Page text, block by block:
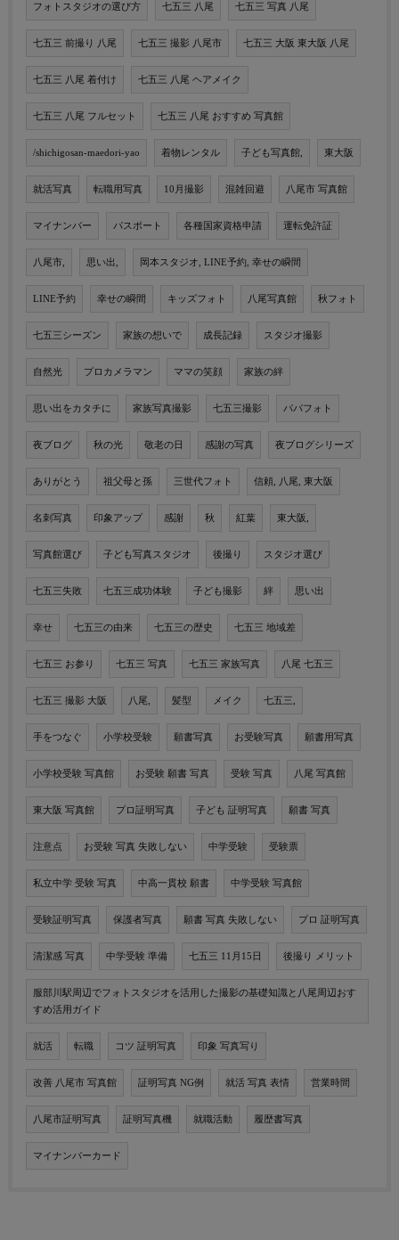
フォトスタジオの選び方 七五三 八尾 七五三 写真 八尾
七五三 前撮り 八尾 七五三 撮影 八尾市 七五三 大阪 東大阪 八尾
七五三 八尾 着付け 七五三 八尾 ヘアメイク
七五三 八尾 フルセット 七五三 八尾 おすすめ 写真館
/shichigosan-maedori-yao 着物レンタル 子ども写真館, 東大阪
就活写真 転職用写真 10月撮影 混雑回避 八尾市 写真館
マイナンバー パスポート 各種国家資格申請 運転免許証
八尾市, 思い出, 岡本スタジオ, LINE予約, 幸せの瞬間
LINE予約 幸せの瞬間 キッズフォト 八尾写真館 秋フォト
七五三シーズン 家族の想いで 成長記録 スタジオ撮影
自然光 プロカメラマン ママの笑顔 家族の絆
思い出をカタチに 家族写真撮影 七五三撮影 パパフォト
夜ブログ 秋の光 敬老の日 感謝の写真 夜ブログシリーズ
ありがとう 祖父母と孫 三世代フォト 信頼, 八尾, 東大阪
名刺写真 印象アップ 感謝 秋 紅葉 東大阪,
写真館選び 子ども写真スタジオ 後撮り スタジオ選び
七五三失敗 七五三成功体験 子ども撮影 絆 思い出
幸せ 七五三の由来 七五三の歴史 七五三 地域差
七五三 お参り 七五三 写真 七五三 家族写真 八尾 七五三
七五三 撮影 大阪 八尾, 髪型 メイク 七五三,
手をつなぐ 小学校受験 願書写真 お受験写真 願書用写真
小学校受験 写真館 お受験 願書 写真 受験 写真 八尾 写真館
東大阪 写真館 プロ証明写真 子ども 証明写真 願書 写真
注意点 お受験 写真 失敗しない 中学受験 受験票
私立中学 受験 写真 中高一貫校 願書 中学受験 写真館
受験証明写真 保護者写真 願書 写真 失敗しない プロ 証明写真
清潔感 写真 中学受験 準備 七五三 11月15日 後撮り メリット
服部川駅周辺でフォトスタジオを活用した撮影の基礎知識と八尾周辺おす
すめ活用ガイド
就活 転職 コツ 証明写真 印象 写真写り
改善 八尾市 写真館 証明写真 NG例 就活 写真 表情 営業時間
八尾市証明写真 証明写真機 就職活動 履歴書写真
マイナンバーカード